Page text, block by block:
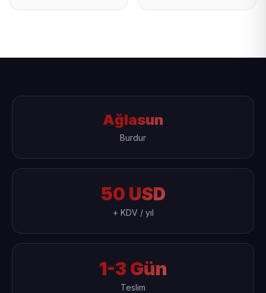
Ağlasun
Burdur
50 USD
+ KDV / yıl
1-3 Gün
Teslim